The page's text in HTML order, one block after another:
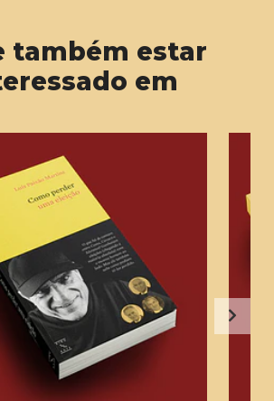
também estar
em